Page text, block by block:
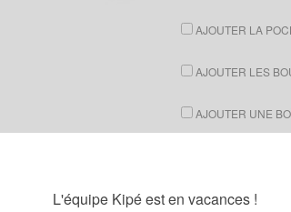
L'équipe Kipé est en vacances !
AJOUTER LA
AJOUTER LES
AJOUTER UNE